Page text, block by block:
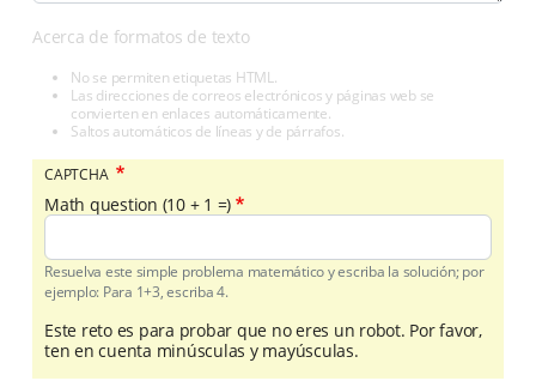
Acerca de formatos de texto
No se permiten etiquetas HTML.
Las direcciones de correos electrónicos y páginas web se
convierten en enlaces automáticamente.
Saltos automáticos de líneas y de párrafos.
CAPTCHA
Math question (10 + 1 =)
Resuelva este simple problema matemático y escriba la solución; por
ejemplo: Para 1+3, escriba 4.
Este reto es para probar que no eres un robot. Por favor,
ten en cuenta minúsculas y mayúsculas.